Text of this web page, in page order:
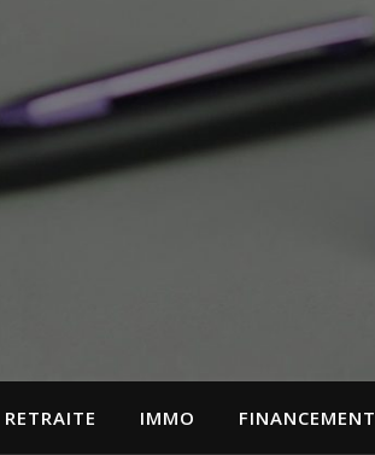
RETRAITE IMMO FINANCEMENT